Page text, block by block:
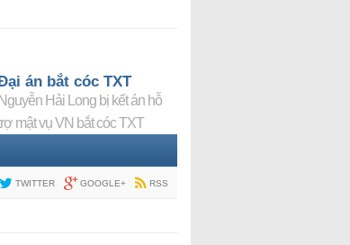
án bắt cóc TXT
Nguyễn Hải Long bị kết án hỗ
mật vụ VN bắt cóc TXT
TWITTER GOOGLE+ RSS